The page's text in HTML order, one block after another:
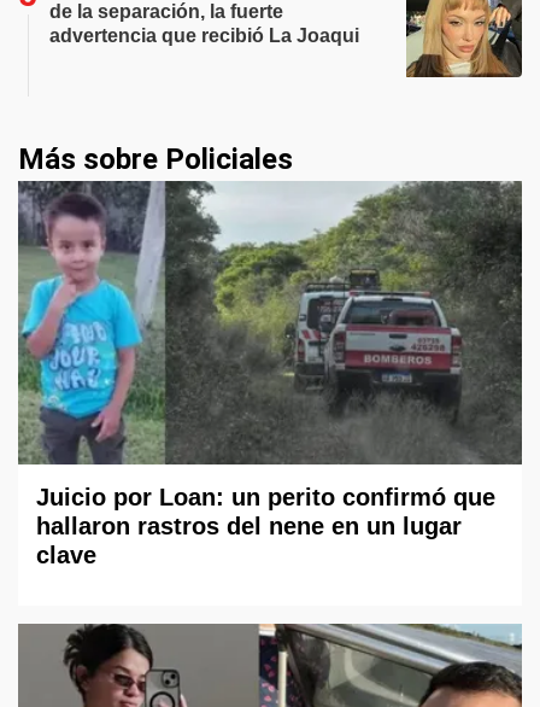
de la separación, la fuerte
advertencia que recibió La Joaqui
Más sobre Policiales
Juicio por Loan: un perito confirmó que
hallaron rastros del nene en un lugar
clave